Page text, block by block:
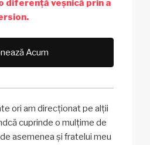
diferență veșnică prin a
Acum
ori am direcționat pe alții
cuprinde o mulțime de
asemenea și fratelui meu